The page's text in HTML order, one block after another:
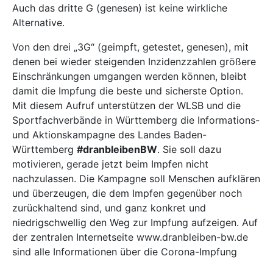
Auch das dritte G (genesen) ist keine wirkliche
Alternative.
Von den drei „3G“ (geimpft, getestet, genesen), mit
denen bei wieder steigenden Inzidenzzahlen größere
Einschränkungen umgangen werden können, bleibt
damit die Impfung die beste und sicherste Option.
Mit diesem Aufruf unterstützen der WLSB und die
Sportfachverbände in Württemberg die Informations-
und Aktionskampagne des Landes Baden-
Württemberg #dranbleibenBW. Sie soll dazu
motivieren, gerade jetzt beim Impfen nicht
nachzulassen. Die Kampagne soll Menschen aufklären
und überzeugen, die dem Impfen gegenüber noch
zurückhaltend sind, und ganz konkret und
niedrigschwellig den Weg zur Impfung aufzeigen. Auf
der zentralen Internetseite www.dranbleiben-bw.de
sind alle Informationen über die Corona-Impfung